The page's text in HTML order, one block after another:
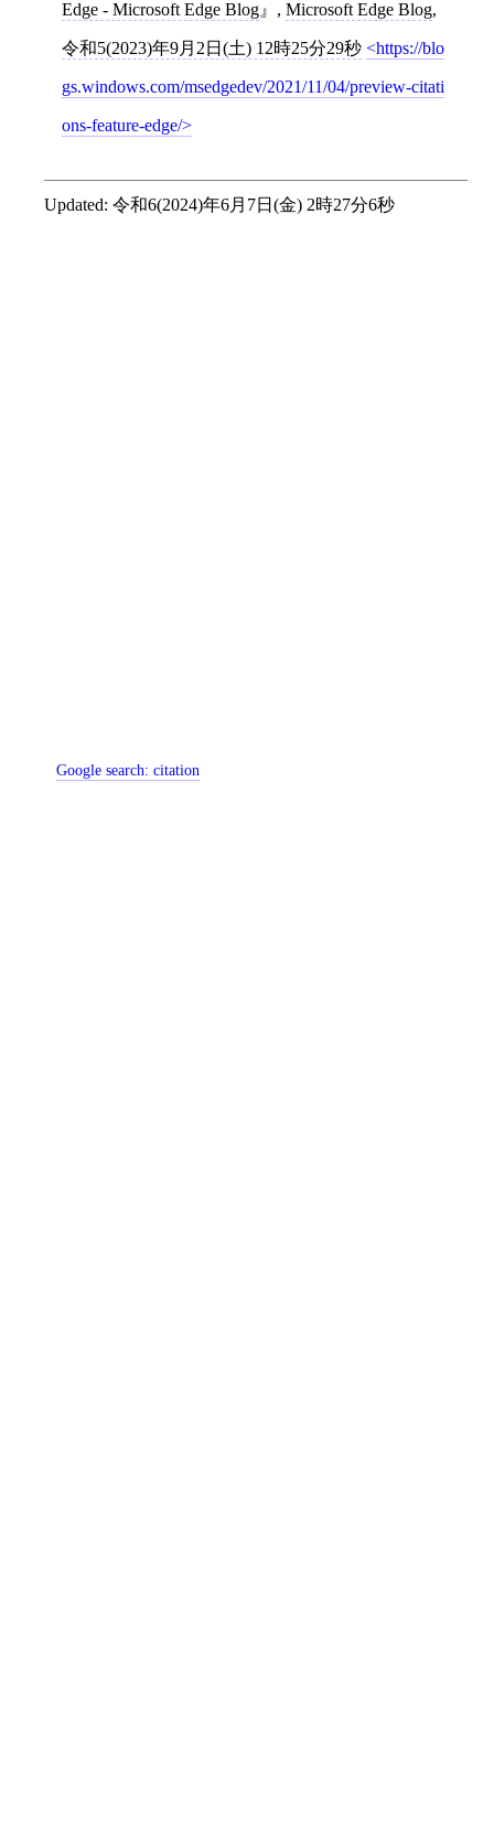
Edge - Microsoft Edge Blog , Microsoft Edge Blog,
令和5(2023)年9月2日(土) 12時25分29秒 https://blo
gs.windows.com/msedgedev/2021/11/04/preview-citati
ons-feature-edge/
Updated: 令和6(2024)年6月7日(金) 2時27分6秒
Google search:citation